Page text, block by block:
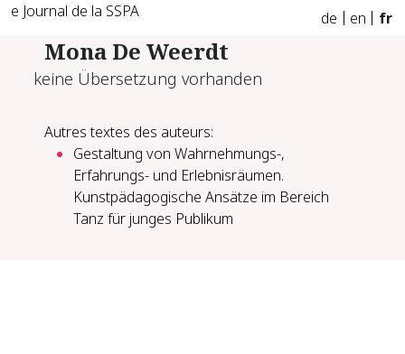
e Journal de la SSPA de en fr
Mona De Weerdt
keine Übersetzung vorhanden
Autres textes des auteurs:
Gestaltung von Wahrnehmungs-,
Erfahrungs- und Erlebnisräumen.
Kunstpädagogische Ansätze im Bereich
Tanz für junges Publikum